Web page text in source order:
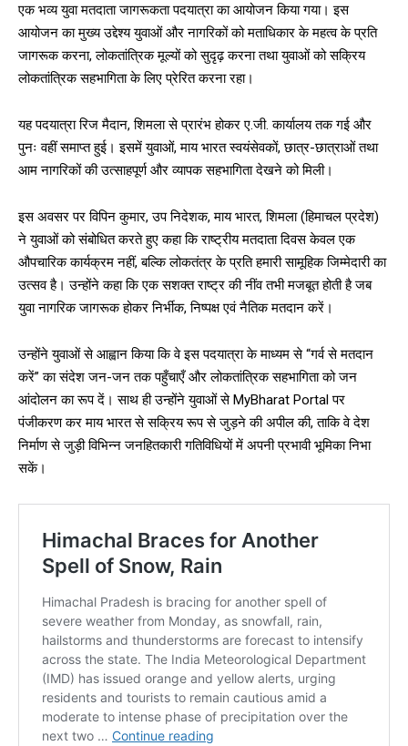
DAILY NEWS BULLETIN
Player
NURTURING CREATIVITY – KEEKLI CHARITABLE TRUST, SHIMLA
एक भव्य युवा मतदाता जागरूकता पदयात्रा का आयोजन किया गया। इस
आयोजन का मुख्य उद्देश्य युवाओं और नागरिकों को मताधिकार के महत्व के प्रति
जागरूक करना, लोकतांत्रिक मूल्यों को सुदृढ़ करना तथा युवाओं को सक्रिय
लोकतांत्रिक सहभागिता के लिए प्रेरित करना रहा।
यह पदयात्रा रिज मैदान, शिमला से प्रारंभ होकर ए.जी. कार्यालय तक गई और
पुनः वहीं समाप्त हुई। इसमें युवाओं, माय भारत स्वयंसेवकों, छात्र-छात्राओं तथा
आम नागरिकों की उत्साहपूर्ण और व्यापक सहभागिता देखने को मिली।
इस अवसर पर विपिन कुमार, उप निदेशक, माय भारत, शिमला (हिमाचल प्रदेश)
ने युवाओं को संबोधित करते हुए कहा कि राष्ट्रीय मतदाता दिवस केवल एक
औपचारिक कार्यक्रम नहीं, बल्कि लोकतंत्र के प्रति हमारी सामूहिक जिम्मेदारी का
उत्सव है। उन्होंने कहा कि एक सशक्त राष्ट्र की नींव तभी मजबूत होती है जब
युवा नागरिक जागरूक होकर निर्भीक, निष्पक्ष एवं नैतिक मतदान करें।
उन्होंने युवाओं से आह्वान किया कि वे इस पदयात्रा के माध्यम से “गर्व से मतदान
करें” का संदेश जन-जन तक पहुँचाएँ और लोकतांत्रिक सहभागिता को जन
आंदोलन का रूप दें। साथ ही उन्होंने युवाओं से MyBharat Portal पर
पंजीकरण कर माय भारत से सक्रिय रूप से जुड़ने की अपील की, ताकि वे देश
निर्माण से जुड़ी विभिन्न जनहितकारी गतिविधियों में अपनी प्रभावी भूमिका निभा
सकें।